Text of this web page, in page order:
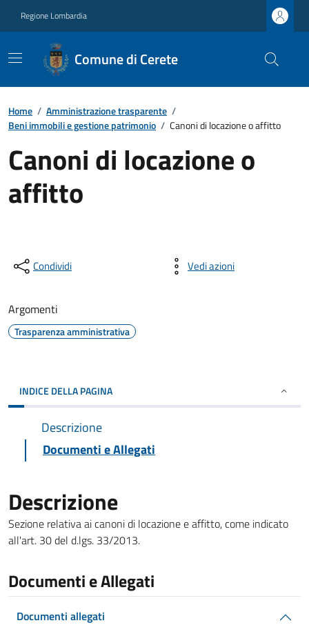
Regione Lombardia
Comune di Cerete
Home / Amministrazione trasparente /
Beni immobili e gestione patrimonio / Canoni di locazione o affitto
Canoni di locazione o
affitto
Condividi Vedi azioni
Argomenti
Trasparenza amministrativa
INDICE DELLA PAGINA
Descrizione
Documenti e Allegati
Descrizione
Sezione relativa ai canoni di locazione e affitto, come indicato
all'art. 30 del d.lgs. 33/2013.
Documenti e Allegati
Documenti allegati